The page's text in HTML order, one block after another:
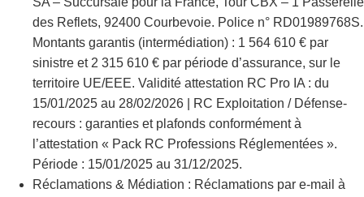
des Reflets, 92400 Courbevoie. Police n° RD01989768S.
Montants garantis (intermédiation) : 1 564 610 € par
sinistre et 2 315 610 € par période d’assurance, sur le
territoire UE/EEE. Validité attestation RC Pro IA : du
15/01/2025 au 28/02/2026 | RC Exploitation / Défense-
recours : garanties et plafonds conformément à
l’attestation « Pack RC Professions Réglementées ».
Période : 15/01/2025 au 31/12/2025.
Réclamations & Médiation : Réclamations par e-mail à